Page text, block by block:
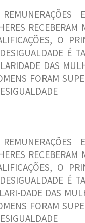
O
É
DAS
FORAM
O
É
DADE DAS
FORAM